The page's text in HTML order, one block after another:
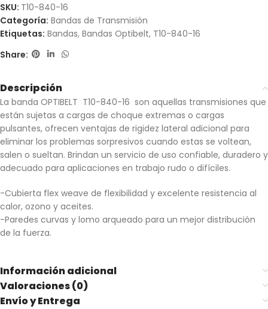
SKU: T10-840-16
Categoría: Bandas de Transmisión
Etiquetas: Bandas, Bandas Optibelt, T10-840-16
Share:
Descripción
La banda OPTIBELT T10-840-16 son aquellas transmisiones que
están sujetas a cargas de choque extremas o cargas
pulsantes, ofrecen ventajas de rigidez lateral adicional para
eliminar los problemas sorpresivos cuando estas se voltean,
salen o sueltan. Brindan un servicio de uso confiable, duradero y
adecuado para aplicaciones en trabajo rudo o difíciles.
-Cubierta flex weave de flexibilidad y excelente resistencia al
calor, ozono y aceites.
-Paredes curvas y lomo arqueado para un mejor distribución
de la fuerza.
Información adicional
Valoraciones (0)
Envío y Entrega